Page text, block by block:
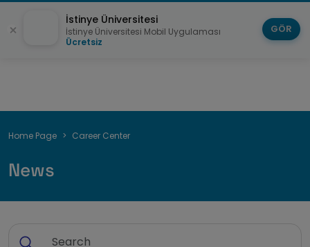
Breadcrumb
Home Page Career Center
News
İstinye Üniversitesi
İstinye Üniversitesi Mobil Uygulaması
Ücretsiz
GÖR